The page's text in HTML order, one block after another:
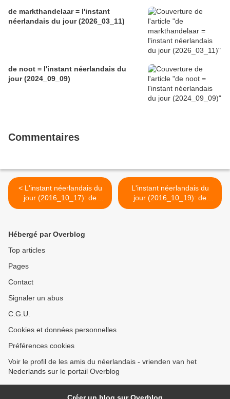
de markthandelaar = l'instant
néerlandais du jour (2026_03_11)
de noot = l'instant néerlandais du
jour (2024_09_09)
Commentaires
< L'instant néerlandais du
jour (2016_10_17): de
politie
L'instant néerlandais du
jour (2016_10_19): de
wijkagent >
Hébergé par Overblog
Top articles
Pages
Contact
Signaler un abus
C.G.U.
Cookies et données personnelles
Préférences cookies
Voir le profil de les amis du néerlandais - vrienden van het
Nederlands sur le portail Overblog